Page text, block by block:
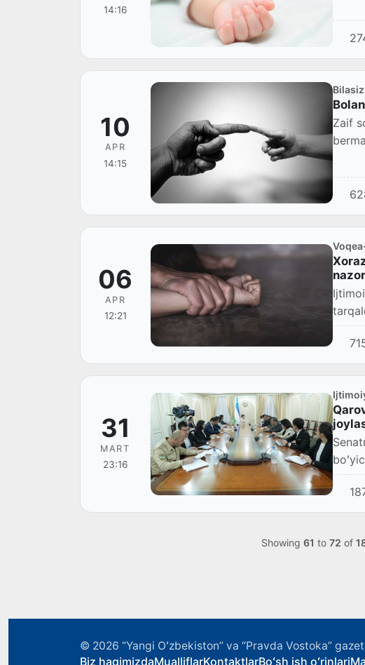
14:16
10
APR
14:15
Zaif
06
APR
12:21
31
MART
23:16
Showing 61 to 72 of
© 2026 “Yangi Oʻzbekiston” va “Pravda Vostoka”
Biz haqimizdaMualliflarKontaktlarBoʻsh ish oʻrinlari